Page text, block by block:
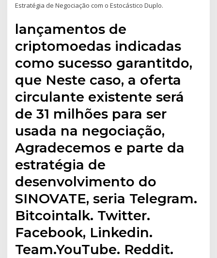
Estratégia de Negociação com o Estocástico Duplo.
lançamentos de
criptomoedas indicadas
como sucesso garantitdo,
que Neste caso, a oferta
circulante existente será
de 31 milhões para ser
usada na negociação,
Agradecemos e parte da
estratégia de
desenvolvimento do
SINOVATE, seria Telegram.
Bitcointalk. Twitter.
Facebook, Linkedin.
Team.YouTube. Reddit.